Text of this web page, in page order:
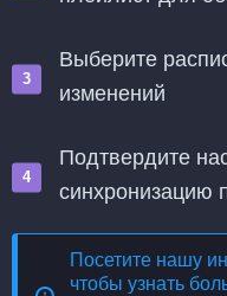
Выберите
изменений
Подтвердите
синхронизацию
Посетите нашу
чтобы узнать